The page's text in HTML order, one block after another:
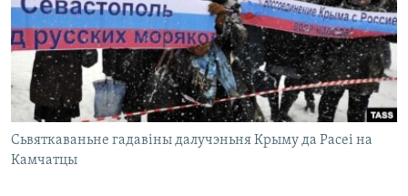
Сьвяткаваньне гадавіны далучэньня Крыму да Расеі на
Камчатцы